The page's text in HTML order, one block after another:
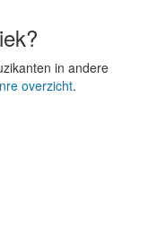
in andere
overzicht.